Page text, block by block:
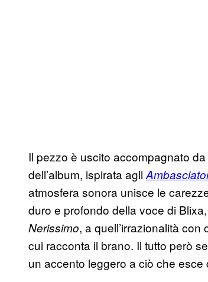
Il pezzo è uscito accompagnato
dell’album, ispirata agli
atmosfera sonora unisce le
duro e profondo della voce di
Nerissimo, a quell’irrazionalità
cui racconta il brano. Il tutto però
un accento leggero a ciò che